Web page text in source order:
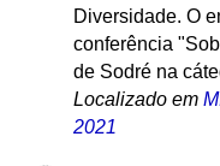
Diversidade. O
conferência
de Sodré na
Localizado em
2021